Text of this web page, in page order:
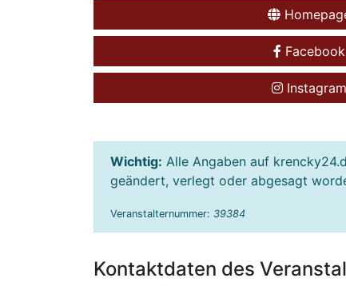
Facebook
Instagram
Wichtig: Alle Angaben auf
geändert, verlegt oder abgesagt
Veranstalternummer: 39384
Kontaktdaten des